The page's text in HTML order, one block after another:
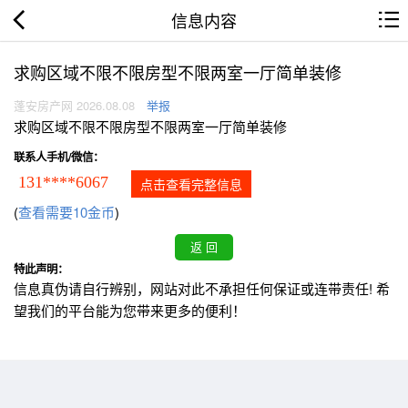
信息内容
求购区域不限不限房型不限两室一厅简单装修
蓬安房产网 2026.08.08 举报
求购区域不限不限房型不限两室一厅简单装修
联系人手机/微信：
131****6067 点击查看完整信息
(查看需要10金币)
特此声明：
信息真伪请自行辨别，网站对此不承担任何保证或连带责任! 希
望我们的平台能为您带来更多的便利！